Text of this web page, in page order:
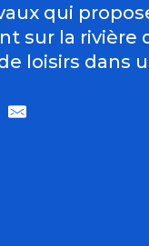
qui
sur la rivière
loisirs dans